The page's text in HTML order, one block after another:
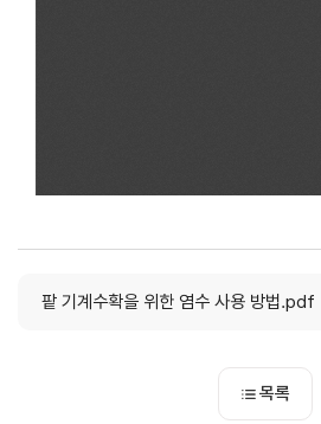
팥 기계수확을 위한 염수 사용 방법.pdf
목록